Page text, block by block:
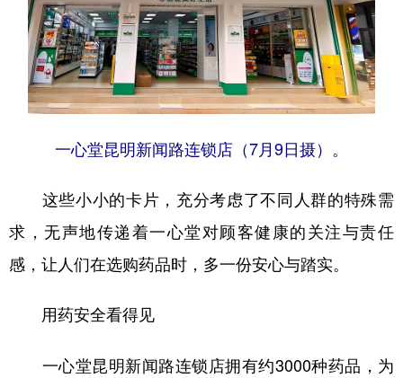
一心堂昆明新闻路连锁店（7月9日摄）。
这些小小的卡片，充分考虑了不同人群的特殊需
求，无声地传递着一心堂对顾客健康的关注与责任
感，让人们在选购药品时，多一份安心与踏实。
用药安全看得见
一心堂昆明新闻路连锁店拥有约3000种药品，为